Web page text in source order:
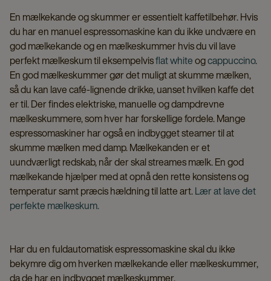
En mælkekande og skummer er essentielt kaffetilbehør. Hvis
du har en manuel espressomaskine kan du ikke undvære en
god mælkekande og en mælkeskummer hvis du vil lave
perfekt mælkeskum til eksempelvisflat whiteogcappuccino.
En god mælkeskummer gør det muligt at skumme mælken,
så du kan lave café-lignende drikke, uanset hvilken kaffe det
er til. Der findes elektriske, manuelle og dampdrevne
mælkeskummere, som hver har forskellige fordele. Mange
espressomaskiner har også en indbygget steamer til at
skumme mælken med damp. Mælkekanden er et
uundværligt redskab, når der skal streames mælk. En god
mælkekande hjælper med at opnå den rette konsistens og
temperatur samt præcis hældning til latte art.Lær at lave det
perfekte mælkeskum.
Har du en fuldautomatisk espressomaskine skal du ikke
bekymre dig om hverken mælkekande eller mælkeskummer,
da de har en indbygget mælkeskummer.